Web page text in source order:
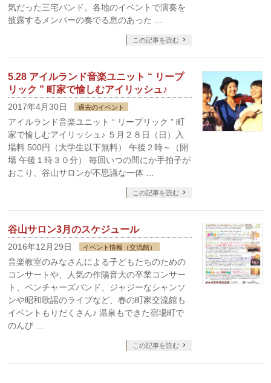
気だった三宅バンド。各地のイベントで演奏を
披露するメンバーの奏でる息のあった …
この記事を読む
5.28 アイルランド音楽ユニット “ リープ
リック ” 町家で愉しむアイリッシュ♪
2017年4月30日 過去のイベント
アイルランド音楽ユニット “ リープリック ” 町
家で愉しむアイリッシュ♪ ５月２８日（日）入
場料 500円（大学生以下無料） 午後２時～（開
場 午後１時３０分） 毎回いつの間にか手拍子が
おこり、谷山サロンが不思議な一体 …
この記事を読む
谷山サロン3月のスケジュール
2016年12月29日 イベント情報（交流館）
音楽教室のみなさんによる子どもたちのための
コンサートや、人気の作陽音大の卒業コンサー
ト、ベンチャーズバンド、ジャジーなシャンソ
ンや昭和歌謡のライブなど、春の町家交流館も
イベントもりだくさん♪ 温泉もできた宿場町で
のんび …
この記事を読む